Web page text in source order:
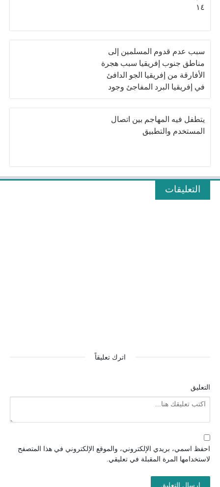
١٤
سبب عدم قدوم المسلمين إلى
مناطق جنوب إفريقيا سبب هجرة
الأفارقة من إفريقيا الجو الدافئ
في إفريقيا البرد المفاجئ وجود
ذبابة تسي تسي انتشار الأمراض
بين الماشية
يتطفل فيه المهاجم بين اتصال
المستخدم والتطبيق
التعليقات
اترك تعليقاً
التعليق
احفظ اسمي، بريدي الإلكتروني، والموقع الإلكتروني في هذا المتصفح
لاستخدامها المرة المقبلة في تعليقي.